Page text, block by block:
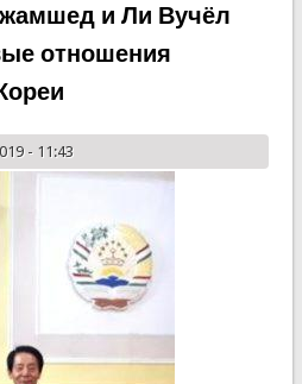
и Ли Вучёл
отношения
- 11:43